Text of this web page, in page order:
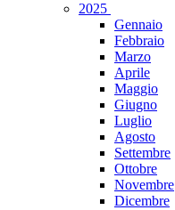
2025
Gennaio
Febbraio
Marzo
Aprile
Maggio
Giugno
Luglio
Agosto
Settembre
Ottobre
Novembre
Dicembre